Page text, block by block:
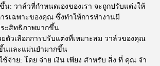
น: วาล์วที่กําหนดเองของเรา จะถูกปรับแต่งให้
รเฉพาะของคุณ ซึ่งทําให้การทํางานมี
ะสิทธิภาพมากขึ้น
ตัวเลือกการปรับแต่งที่เหมาะสม วาล์วของคุณ
นและแม่นยํามากขึ้น
ช้จ่าย: โดย จ่าย เงิน เพียง สําหรับ สิ่ง ที่ คุณ จํา